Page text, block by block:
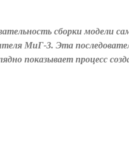
сборки модели
МиГ-3. Эта
показывает процесс